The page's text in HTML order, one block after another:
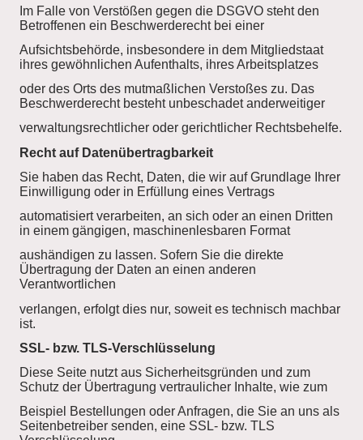
Im Falle von Verstößen gegen die DSGVO steht den
Betroffenen ein Beschwerderecht bei einer
Aufsichtsbehörde, insbesondere in dem Mitgliedstaat
ihres gewöhnlichen Aufenthalts, ihres Arbeitsplatzes
oder des Orts des mutmaßlichen Verstoßes zu. Das
Beschwerderecht besteht unbeschadet anderweitiger
verwaltungsrechtlicher oder gerichtlicher Rechtsbehelfe.
Recht auf Datenübertragbarkeit
Sie haben das Recht, Daten, die wir auf Grundlage Ihrer
Einwilligung oder in Erfüllung eines Vertrags
automatisiert verarbeiten, an sich oder an einen Dritten
in einem gängigen, maschinenlesbaren Format
aushändigen zu lassen. Sofern Sie die direkte
Übertragung der Daten an einen anderen
Verantwortlichen
verlangen, erfolgt dies nur, soweit es technisch machbar
ist.
SSL- bzw. TLS-Verschlüsselung
Diese Seite nutzt aus Sicherheitsgründen und zum
Schutz der Übertragung vertraulicher Inhalte, wie zum
Beispiel Bestellungen oder Anfragen, die Sie an uns als
Seitenbetreiber senden, eine SSL- bzw. TLS